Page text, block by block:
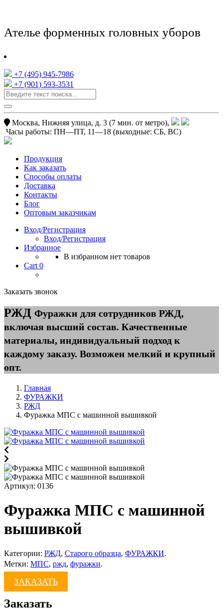
Ателье форменных головных уборов
+7 (495) 945-7986
+7 (901) 593-3531
Москва, Нижняя улица, д. 3 (7 мин. от метро),
Часы работы: ПН—ПТ, 11—18 (выходные: СБ, ВС)
Продукция
Как заказать
Способы оплаты
Доставка
Контакты
Блог
Оптовым заказчикам
Вход/Регистрация
Вход/Регистрация
Избранное
В избранном нет товаров
Cart 0
Заказать звонок
РЖД Фуражки для сотрудников РЖД,
включая высший состав. Качественные
материалы, индивидуальный подход к
каждому заказу. Возможен мелкий и крупный
опт.
Главная
ФУРАЖКИ
РЖД
Фуражка МПС с машинной вышивкой
Артикул: 0136
Фуражка МПС с машинной
вышивкой
Категории: РЖД, Старого образца, ФУРАЖКИ.
Метки: МПС, ржд, фуражки.
ЗАКАЗАТЬ
Заказать